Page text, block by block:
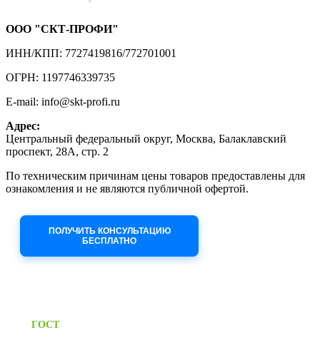
ООО "СКТ-ПРОФИ"
ИНН/КПП: 7727419816/772701001
ОГРН: 1197746339735
E-mail: info@skt-profi.ru
Адрес:
Центральный федеральный округ, Москва, Балаклавский
проспект, 28А, стр. 2
По техническим причинам цены товаров предоставлены для
ознакомления и не являются публичной офертой.
ПОЛУЧИТЬ КОНСУЛЬТАЦИЮ
БЕСПЛАТНО
ГОСТПредоставляем паспорт